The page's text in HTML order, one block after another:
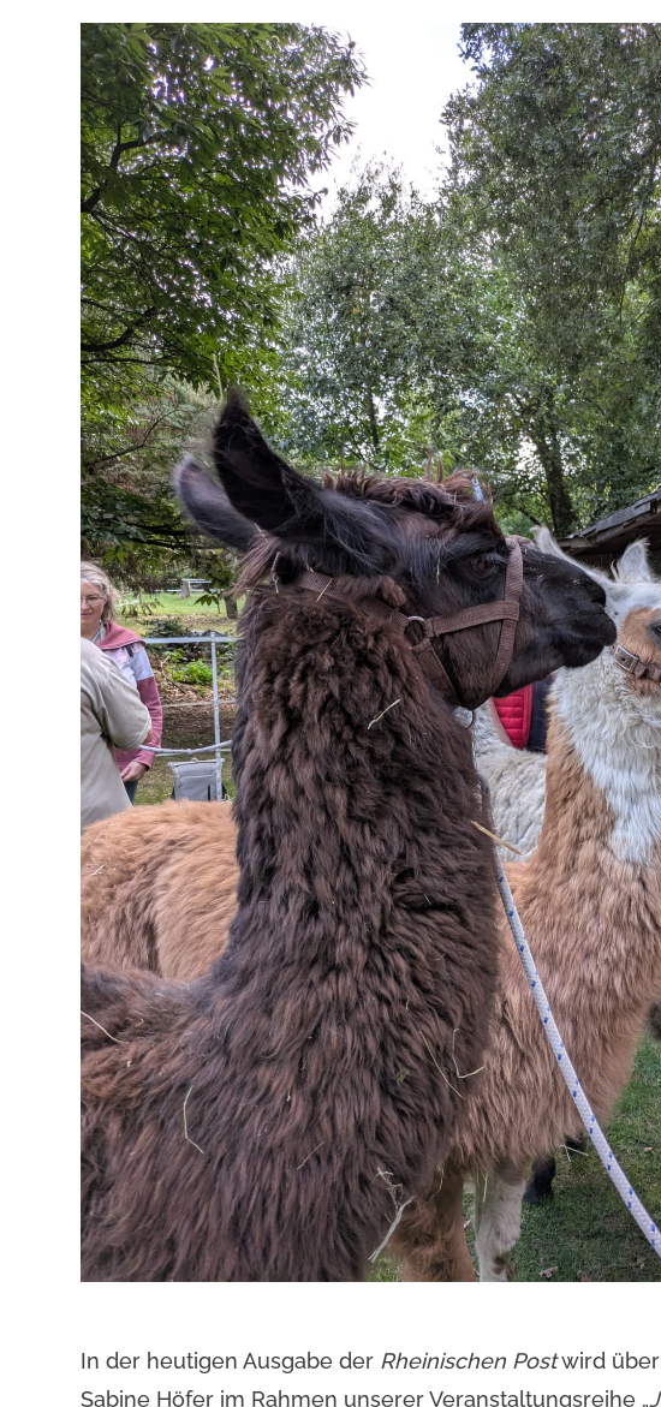
In der heutigen Ausgabe der Rheinischen Postwird über
Sabine Höfer im Rahmen unserer Veranstaltungsreihe „